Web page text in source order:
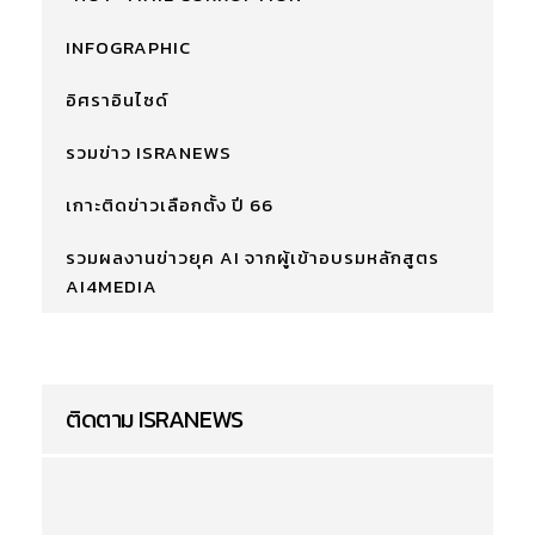
INFOGRAPHIC
อิศราอินไซด์
รวมข่าว ISRANEWS
เกาะติดข่าวเลือกตั้ง ปี 66
รวมผลงานข่าวยุค AI จากผู้เข้าอบรมหลักสูตร
AI4MEDIA
ติดตาม ISRANEWS